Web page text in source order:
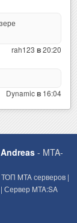
rah123 в20:20
Dynamicв 16:04
- MTA-
MTA серверов |
Сервер MTA:SA